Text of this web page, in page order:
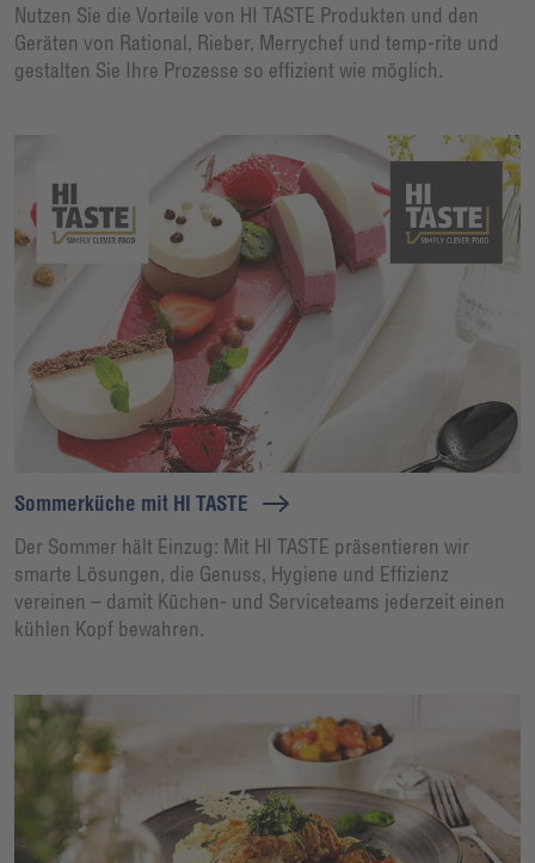
Nutzen Sie die Vorteile von HI TASTE Produkten und den
Geräten von Rational, Rieber, Merrychef und temp-rite und
gestalten Sie Ihre Prozesse so effizient wie möglich.
Sommerküche mit HI TASTE
Der Sommer hält Einzug: Mit HI TASTE präsentieren wir
smarte Lösungen, die Genuss, Hygiene und Effizienz
vereinen – damit Küchen- und Serviceteams jederzeit einen
kühlen Kopf bewahren.